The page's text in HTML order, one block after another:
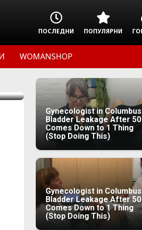
ПОСЛЕДНИ ПОПУЛЯРНИ
WOMANSHOP
Gynecologist in
Bladder Leakage After 50
Comes Down to 1 Thing
(Stop Doing This)
Gynecologist in
Bladder Leakage After 50
Comes Down to 1 Thing
(Stop Doing This)